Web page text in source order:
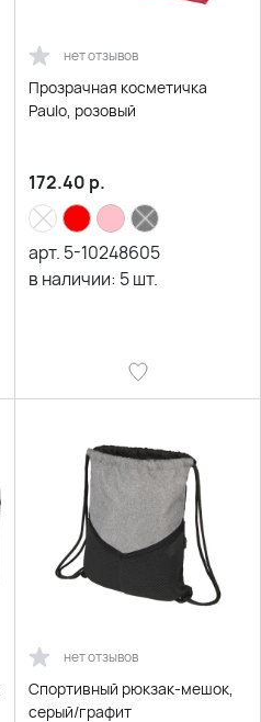
нет отзывов
Прозрачная косметичка
Paulo, розовый
172.40 р.
арт. 5-10248605
в наличии: 5шт.
нет отзывов
Спортивный рюкзак-мешок,
серый/графит